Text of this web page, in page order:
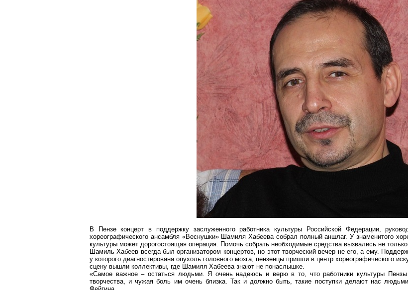
В Пензе концерт в поддержку заслуженного работника культуры Российской Федерации,
хореографического ансамбля «Веснушки» Шамиля Хабеева собрал полный аншлаг. У знаменитого
культуры может дорогостоящая операция. Помочь собрать необходимые средства вызвались не
Шамиль Хабеев всегда был организатором концертов, но этот творческий вечер не его, а ему.
у которого диагностирована опухоль головного мозга, пензенцы пришли в центр хореографического
сцену вышли коллективы, где Шамиля Хабеева знают не понаслышке.
«Самое важное – остаться людьми. Я очень надеюсь и верю в то, что работники культуры
творчества, и чужая боль им очень близка. Так и должно быть, такие поступки делают нас